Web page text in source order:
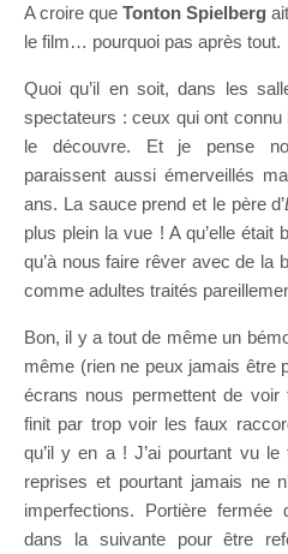
A croire que Tonton Spielberg
le film… pourquoi pas après tout.
Quoi qu’il en soit, dans les
spectateurs : ceux qui ont
le découvre. Et je pense
paraissent aussi émerveillés
ans. La sauce prend et le père d’
plus plein la vue ! A qu’elle était
qu’à nous faire rêver avec de la
comme adultes traités
Bon, il y a tout de même un
même (rien ne peux jamais être
écrans nous permettent de voir
finit par trop voir les faux
qu’il y en a ! J’ai pourtant vu
reprises et pourtant jamais ne
imperfections. Portière
dans la suivante pour être